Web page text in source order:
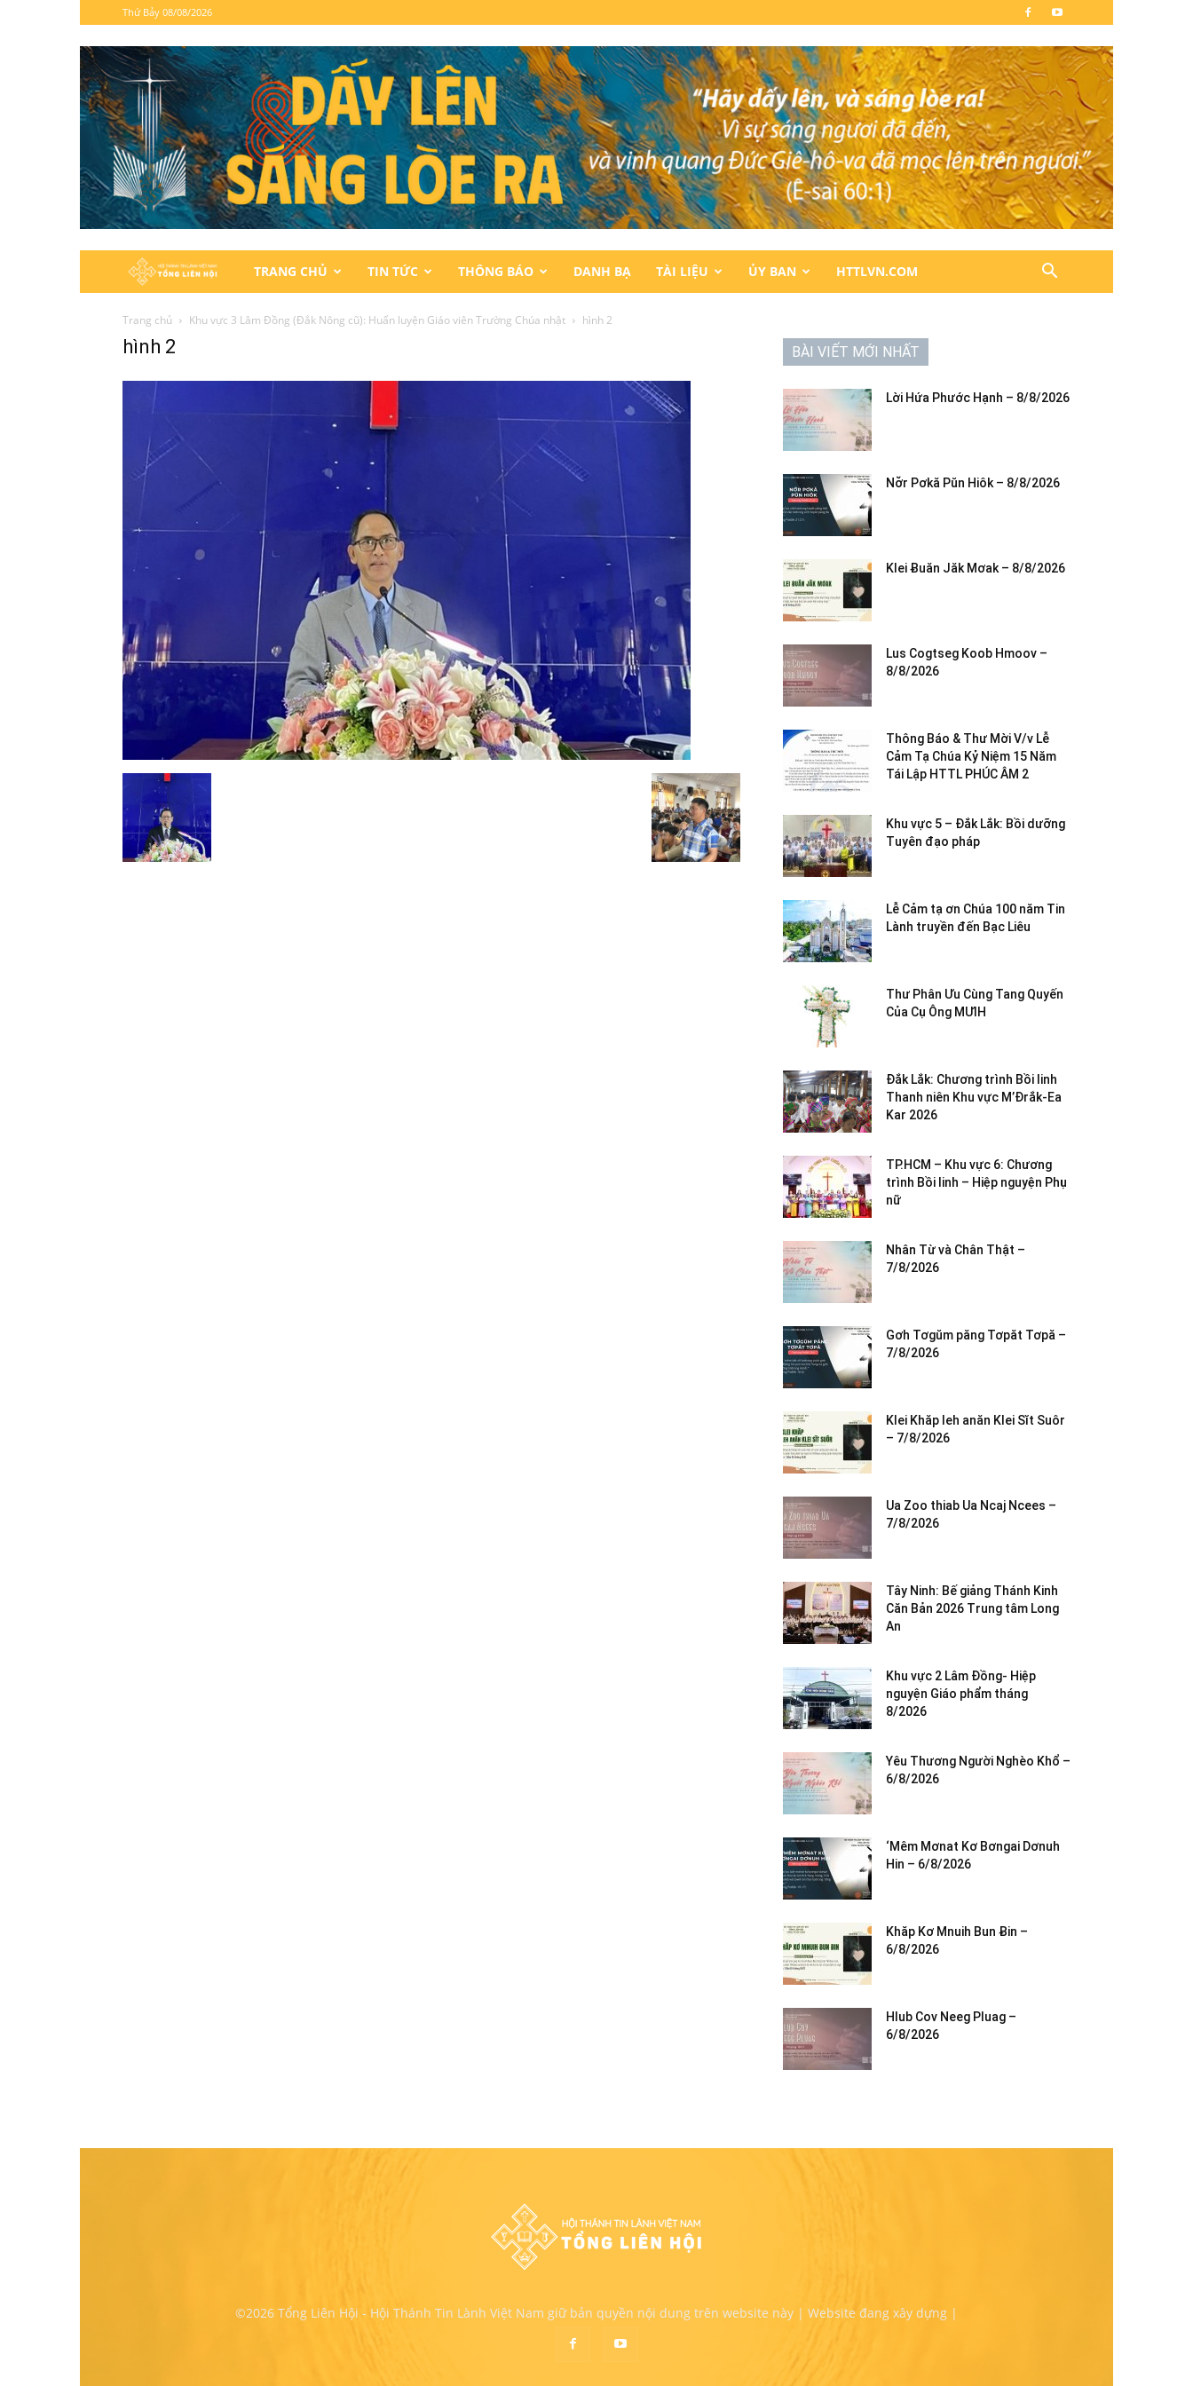
Thứ Bảy 08/08/2026
Hội
Thánh
TRANG CHỦ TIN TỨC THÔNG BÁO DANH BẠ TÀI LIỆU ỦY BAN HTTLVN.COM
Trang chủ Khu vực 3 Lâm Đồng (Đắk Nông cũ): Huấn luyện Giáo viên Trường Chúa nhật hình 2
hình 2 BÀI VIẾT MỚI NHẤT
Lời Hứa Phước Hạnh – 8/8/2026
Nơ̆r Pơkă Pŭn Hiôk – 8/8/2026
Klei Ƀuăn Jăk Mơak – 8/8/2026
Lus Cogtseg Koob Hmoov –
8/8/2026
Thông Báo & Thư Mời V/v Lễ
Cảm Tạ Chúa Kỷ Niệm 15 Năm
Tái Lập HTTL PHÚC ÂM 2
Khu vực 5 – Đắk Lắk: Bồi dưỡng
Tuyên đạo pháp
Lễ Cảm tạ ơn Chúa 100 năm Tin
Lành truyền đến Bạc Liêu
Thư Phân Ưu Cùng Tang Quyến
Của Cụ Ông MƯIH
Đắk Lắk: Chương trình Bồi linh
Thanh niên Khu vực M’Đrắk-Ea
Kar 2026
TP.HCM – Khu vực 6: Chương
trình Bồi linh – Hiệp nguyện Phụ
nữ
Nhân Từ và Chân Thật –
7/8/2026
Gơh Tơgŭm păng Tơpăt Tơpă –
7/8/2026
Klei Khăp leh anăn Klei Sĭt Suôr
– 7/8/2026
Ua Zoo thiab Ua Ncaj Ncees –
7/8/2026
Tây Ninh: Bế giảng Thánh Kinh
Căn Bản 2026 Trung tâm Long
An
Khu vực 2 Lâm Đồng- Hiệp
nguyện Giáo phẩm tháng
8/2026
Yêu Thương Người Nghèo Khổ –
6/8/2026
‘Mêm Mơnat Kơ Bơngai Dơnuh
Hin – 6/8/2026
Khăp Kơ Mnuih Bun Ƀin –
6/8/2026
Hlub Cov Neeg Pluag –
6/8/2026
©2026 Tổng Liên Hội - Hội Thánh Tin Lành Việt Nam giữ bản quyền nội dung trên website này | Website đang xây dựng |